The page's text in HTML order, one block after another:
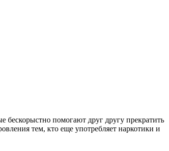
помогают друг другу прекратить
тем, кто еще употребляет наркотики и